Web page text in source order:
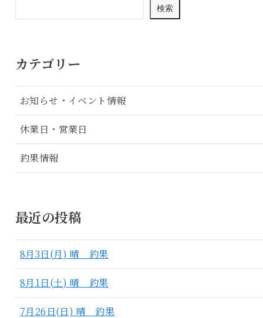
検索
カテゴリー
お知らせ・イベント情報
休業日・営業日
釣果情報
最近の投稿
8月3日(月) 晴 釣果
8月1日(土) 晴 釣果
7月26日(日) 晴 釣果